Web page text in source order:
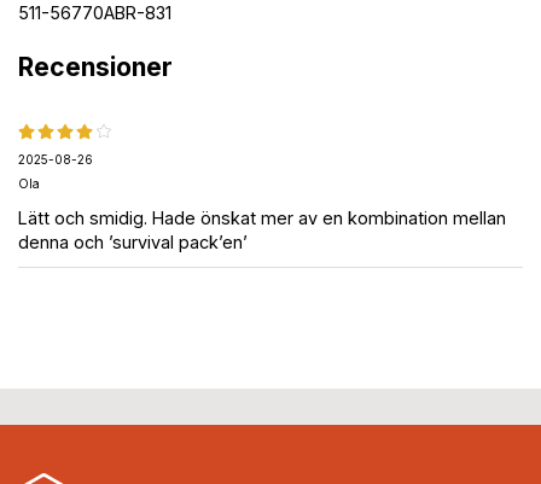
511-56770ABR-831
Recensioner
2025-08-26
Ola
Lätt och smidig. Hade önskat mer av en kombination mellan
denna och ’survival pack’en’